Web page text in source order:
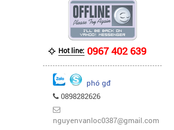
Hot line: 0967 402 639
phó gđ
0898282626
nguyenvanloc0387@gmail.com